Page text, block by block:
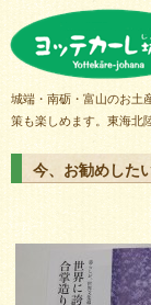
城端・南砺・富山のお土
策も楽しめます。東海北
今、お勧めした